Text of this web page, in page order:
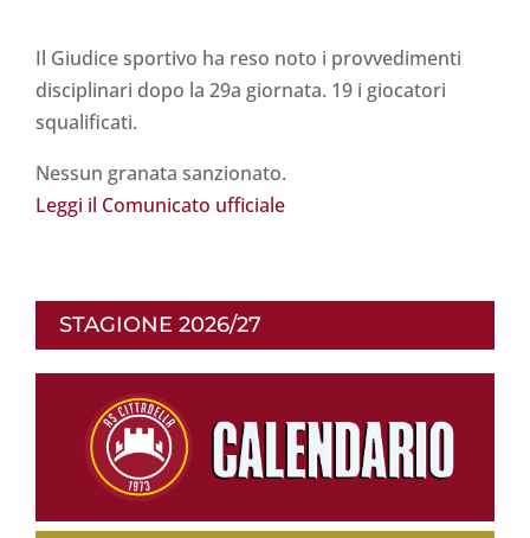
Il Giudice sportivo ha reso noto i provvedimenti
disciplinari dopo la 29a giornata. 19 i giocatori
squalificati.
Nessun granata sanzionato.
Leggi il Comunicato ufficiale
STAGIONE 2026/27